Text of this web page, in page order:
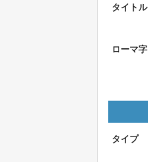
タイトル
ローマ字
タイプ